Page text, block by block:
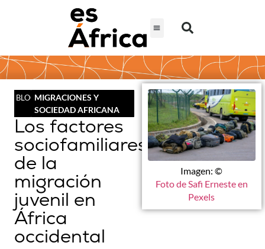
BLOGMIGRACIONES Y
SOCIEDAD AFRICANA
Los factores
sociofamiliares
de la
migración
juvenil en
África
occidental
Imagen: ©
Foto de Safi Erneste en
Pexels